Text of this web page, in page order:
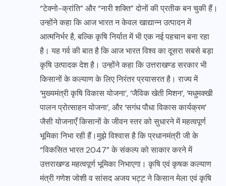
“टेक्नो-क्रांति” और “नारी शक्ति” दोनों की प्रतीक बन चुकी हैं।
उन्होंने कहा कि आज भारत न केवल खाद्यान्न उत्पादन में
आत्मनिर्भर है, बल्कि कृषि निर्यात में भी एक नई पहचान बना रहा
है। यह गर्व की बात है कि आज भारत विश्व का दूसरा सबसे बड़ा
कृषि उत्पादक देश है। उन्होंने कहा कि उत्तराखण्ड सरकार भी
किसानों के कल्याण के लिए निरंतर प्रयासरत है। राज्य में
‘मुख्यमंत्री कृषि विकास योजना’, ‘जैविक खेती मिशन’, ‘मधुमक्खी
पालन प्रोत्साहन योजना’, और ‘सगंध पौधा विकास कार्यक्रम’
जैसी योजनाएँ किसानों के जीवन स्तर को सुधारने में महत्वपूर्ण
भूमिका निभा रही हैं।मुझे विश्वास है कि प्रधानमंत्री जी के
“विकसित भारत 2047” के संकल्प को साकार करने में
उत्तराखण्ड महत्वपूर्ण भूमिका निभाएगा। कृषि एवं कृषक कल्याण
मंत्री गणेश जोशी व सांसद अजय भट्ट ने किसान मेला एवं कृषि